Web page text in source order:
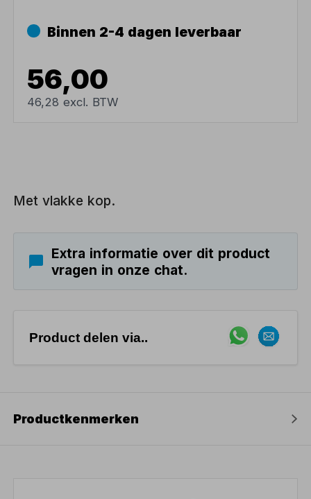
Binnen 2-4 dagen leverbaar
56,00
46,28 excl. BTW
Met vlakke kop.
Extra informatie over dit product
vragen in onze chat.
Product delen via..
Productkenmerken